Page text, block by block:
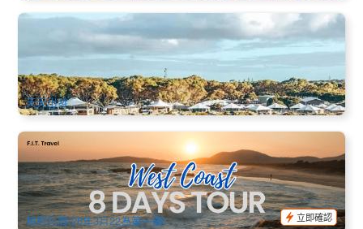
高級帳篷 | 羅特尼斯島3天2夜(含2晚Glamping+船票) | 弗里曼
特爾出發 (英文)
13 已預訂
AUD $754.00 $792.00
PER09301
天天出發
西澳8天精華小團｜珀斯單線出發｜尖峰石陣 粉紅湖 龍蝦捕撈
猴子米亞海豚 寧格魯珊瑚礁
91 已預訂
AUD $3,958.00 $4,175.00
PER05103
按照日曆(26年3月22為第一團)
立即確認